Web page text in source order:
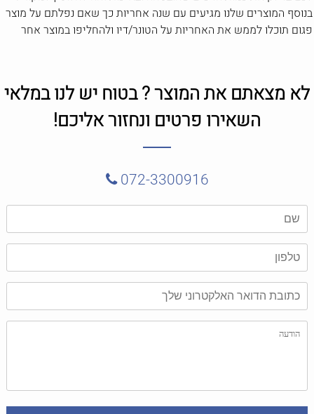
בנוסף המוצרים שלנו מגיעים עם שנה אחריות כך שאם נפלתם על מוצר
פגום תוכלו לממש את האחריות על הטונר/דיו ולהחליפו במוצר אחר
לא מצאתם את המוצר ? בטוח יש לנו במלאי
השאירו פרטים ונחזור אליכם!
072-3300916